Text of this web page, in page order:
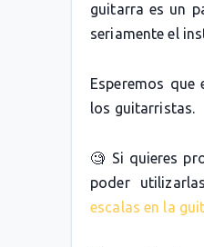
guitarra es un
seriamente el
Esperemos
los guitarristas.
🧐 Si quieres
poder
escalas en la